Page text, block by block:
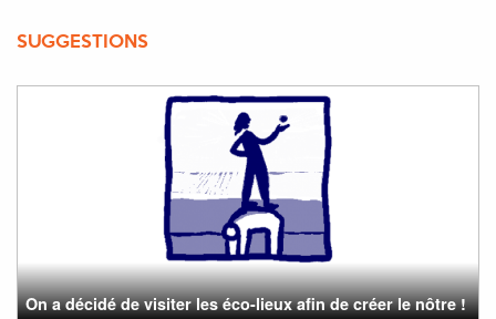
SUGGESTIONS
On a décidé de visiter les éco-lieux afin de créer le nôtre !